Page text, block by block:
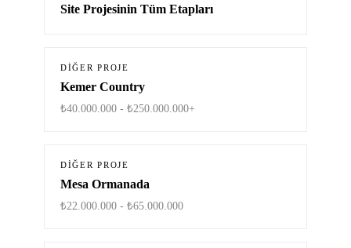
Site Projesinin Tüm Etapları
DIĞER PROJE
Kemer Country
₺40.000.000 - ₺250.000.000+
DIĞER PROJE
Mesa Ormanada
₺22.000.000 - ₺65.000.000